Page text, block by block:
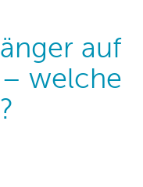
auf
welche